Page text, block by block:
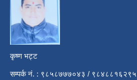
कृष्ण भट्ट
सम्पर्क नं. : ९८५८७७७०४३ / ९८४८८१६२९५